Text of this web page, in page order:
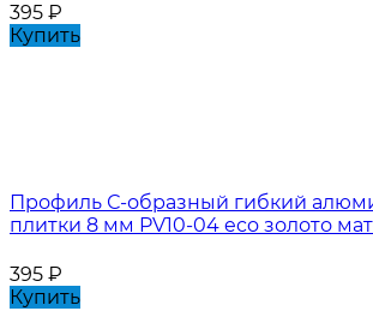
395 ₽
Купить
Профиль С-образный гибкий
плитки 8 мм PV10-04 eco золото
395 ₽
Купить